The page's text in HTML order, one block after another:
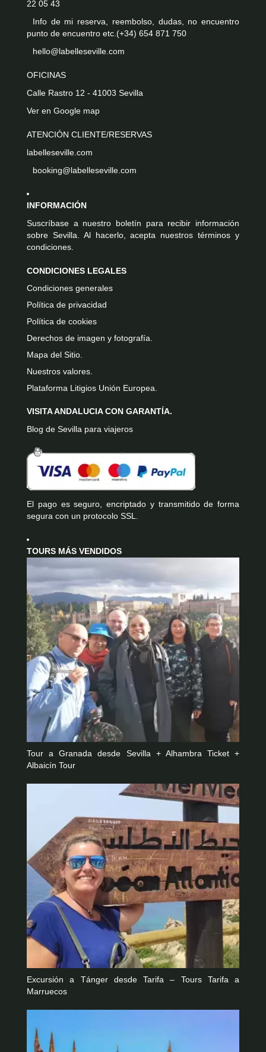
22 05 43
Info de mi reserva, reembolso, dudas, no encuentro
punto de encuentro etc. (+34) 654 871 750
hello@labelleseville.com
OFICINAS
Calle Rastro 12 - 41003 Sevilla
Ver en Google map
ATENCIÓN CLIENTE/RESERVAS
labelleseville.com
booking@labelleseville.com
INFORMACIÓN
Suscríbase a nuestro boletín para recibir información
sobre Sevilla. Al hacerlo, acepta nuestros términos y
condiciones.
CONDICIONES LEGALES
Condiciones generales
Política de privacidad
Política de cookies
Derechos de imagen y fotografía.
Mapa del Sitio.
Nuestros valores.
Plataforma Litigios Unión Europea.
VISITA ANDALUCIA CON GARANTÍA.
Blog de Sevilla para viajeros
El pago es seguro, encriptado y transmitido de forma
segura con un protocolo SSL.
TOURS MÁS VENDIDOS
Tour a Granada desde Sevilla + Alhambra Ticket +
Albaicín Tour
Excursión a Tánger desde Tarifa – Tours Tarifa a
Marruecos